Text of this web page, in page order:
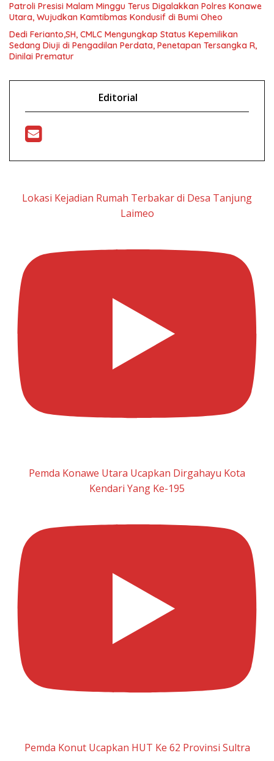
Patroli Presisi Malam Minggu Terus Digalakkan Polres Konawe
Utara, Wujudkan Kamtibmas Kondusif di Bumi Oheo
Dedi Ferianto,SH, CMLC Mengungkap Status Kepemilikan
Sedang Diuji di Pengadilan Perdata, Penetapan Tersangka R,
Dinilai Prematur
Editorial
Lokasi Kejadian Rumah Terbakar di Desa Tanjung
Laimeo
Pemda Konawe Utara Ucapkan Dirgahayu Kota
Kendari Yang Ke-195
Pemda Konut Ucapkan HUT Ke 62 Provinsi Sultra